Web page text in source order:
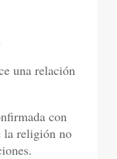
una relación
con
la religión no